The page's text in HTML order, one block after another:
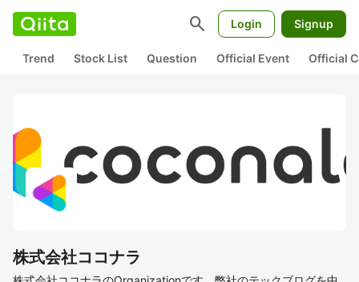
search Login Signup
Trend Stock List Question Official Event Official
株式会社ココナラ